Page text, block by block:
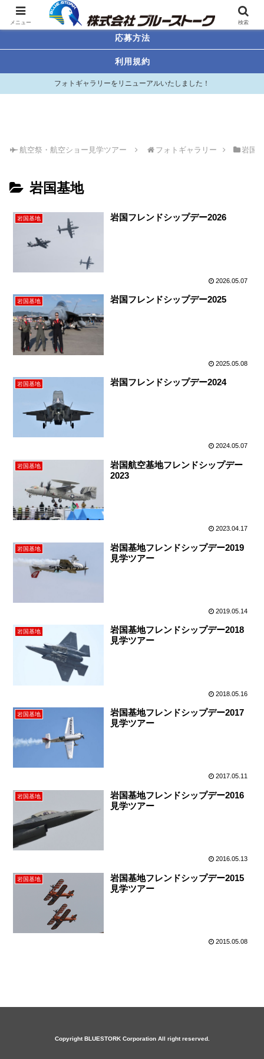
航空祭・航空ショー見学ツアー
応募方法
利用規約
フォトギャラリーをリニューアルいたしました！
航空祭・航空ショー見学ツアー フォトギャラリー 岩国
岩国基地
岩国基地 岩国フレンドシップデー2026
2026.05.07
岩国基地 岩国フレンドシップデー2025
2025.05.08
岩国基地 岩国フレンドシップデー2024
2024.05.07
岩国基地
岩国航空基地フレンドシップデー
2023
2023.04.17
岩国基地
岩国基地フレンドシップデー2019
見学ツアー
2019.05.14
岩国基地
岩国基地フレンドシップデー2018
見学ツアー
2018.05.16
岩国基地
岩国基地フレンドシップデー2017
見学ツアー
2017.05.11
岩国基地
岩国基地フレンドシップデー2016
見学ツアー
2016.05.13
岩国基地
岩国基地フレンドシップデー2015
見学ツアー
2015.05.08
Copyright BLUESTORK Corporation All right reserved.
メニュー 検索